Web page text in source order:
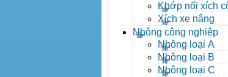
Khớp nối xích
nghiệp
Xích xe nâng
Nhông công nghiệp
Nhông loại A
Nhông loại B
Nhông loại C